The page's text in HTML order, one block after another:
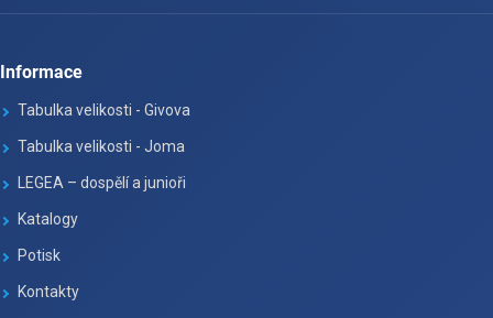
Informace
Tabulka velikosti - Givova
Tabulka velikosti - Joma
LEGEA – dospělí a junioři
Katalogy
Potisk
Kontakty